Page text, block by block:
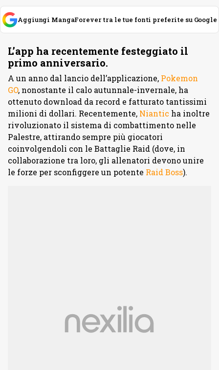
Aggiungi MangaForever tra le tue fonti preferite su Google
L’app ha recentemente festeggiato il
primo anniversario.
A un anno dal lancio dell’applicazione, Pokemon
GO, nonostante il calo autunnale-invernale, ha
ottenuto download da record e fatturato tantissimi
milioni di dollari. Recentemente, Niantic ha inoltre
rivoluzionato il sistema di combattimento nelle
Palestre, attirando sempre più giocatori
coinvolgendoli con le Battaglie Raid (dove, in
collaborazione tra loro, gli allenatori devono unire
le forze per sconfiggere un potente Raid Boss).